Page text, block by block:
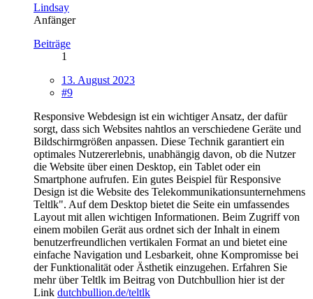
Lindsay
Anfänger
Beiträge
1
13. August 2023
#9
Responsive Webdesign ist ein wichtiger Ansatz, der dafür
sorgt, dass sich Websites nahtlos an verschiedene Geräte und
Bildschirmgrößen anpassen. Diese Technik garantiert ein
optimales Nutzererlebnis, unabhängig davon, ob die Nutzer
die Website über einen Desktop, ein Tablet oder ein
Smartphone aufrufen. Ein gutes Beispiel für Responsive
Design ist die Website des Telekommunikationsunternehmens
Teltlk". Auf dem Desktop bietet die Seite ein umfassendes
Layout mit allen wichtigen Informationen. Beim Zugriff von
einem mobilen Gerät aus ordnet sich der Inhalt in einem
benutzerfreundlichen vertikalen Format an und bietet eine
einfache Navigation und Lesbarkeit, ohne Kompromisse bei
der Funktionalität oder Ästhetik einzugehen. Erfahren Sie
mehr über Teltlk im Beitrag von Dutchbullion hier ist der
Link dutchbullion.de/teltlk